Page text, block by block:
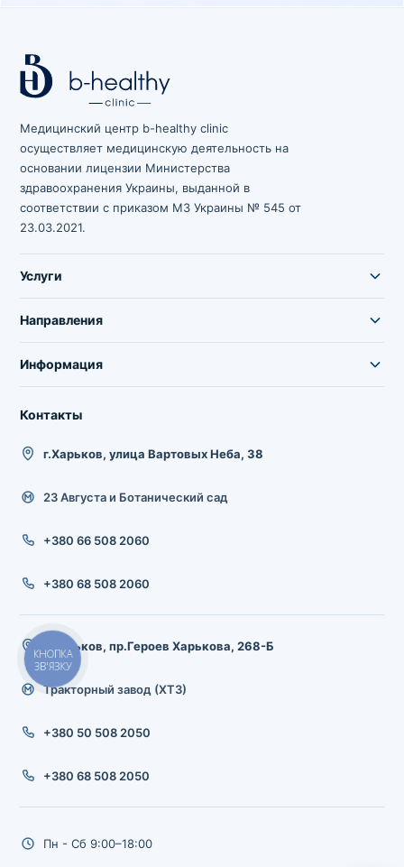
Медицинский центр b-healthy clinic
осуществляет медицинскую деятельность на
основании лицензии Министерства
здравоохранения Украины, выданной в
соответствии с приказом МЗ Украины № 545 от
23.03.2021.
Услуги
Направления
Информация
Контакты
г.Харьков, улица Вартовых Неба, 38
23 Августа и Ботанический сад
+380 66 508 2060
+380 68 508 2060
г.Харьков, пр.Героев Харькова, 268-Б
Тракторный завод (ХТЗ)
+380 50 508 2050
+380 68 508 2050
Пн - Сб 9:00–18:00
КНОПКА
ЗВ'ЯЗКУ